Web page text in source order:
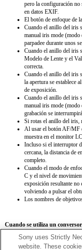
pero la configuración no
en datos EXIF.
El botón de enfoque de
Cuando el anillo del iris
manual iris mode
parpadee durante unos
Cuando el anillo del iris
Modelo de Lente y el
correcta.
Cuando el anillo del iris
la apertura se establece
de exposición.
Cuando el anillo del iris
manual iris mode (modo
grabación se
Si rotas el anillo del iris,
Al usar el botón AF/MF
muestra en el monitor
Incluso si el interruptor
cercana, la distancia de
completo.
Cuando el modo de
C y el nivel de
exposición resultante no
volviendo a pulsar el
Los nombres de
Cuando se utiliza un
SEL14TC SEL20TC
Sony uses Strictly
website. These